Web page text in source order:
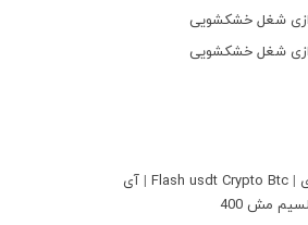
شغل خشکشویی
شغل خشکشویی
|
Flash usdt Crypto Btc
| آی
مش 400